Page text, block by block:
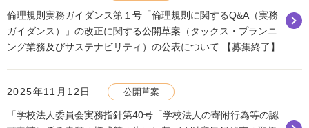
倫理規則実務ガイダンス第１号「倫理規則に関するQ&A（実務
ガイダンス）」の改正に関する公開草案（タックス・プランニ
ング業務及びサステナビリティ）の公表について 【募集終了】
2025年11月12日 公開草案
「学校法人委員会実務指針第40号「学校法人の寄附行為等の認